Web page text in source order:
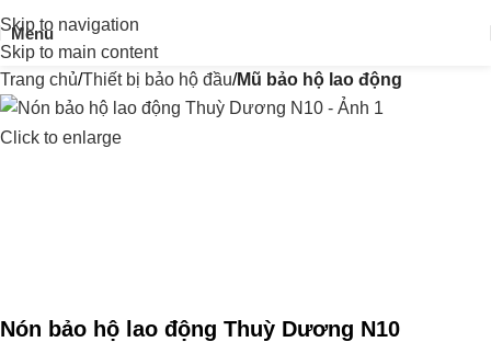
Skip to navigation
Skip to main content
Menu
Trang chủ Thiết bị bảo hộ đầu Mũ bảo hộ lao động
Click to enlarge
Nón bảo hộ lao động Thuỳ Dương N10